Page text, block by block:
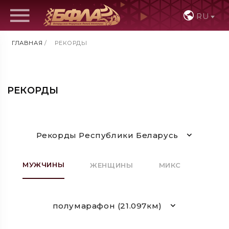
RU
ГЛАВНАЯ / РЕКОРДЫ
РЕКОРДЫ
Рекорды Республики Беларусь
МУЖЧИНЫ ЖЕНЩИНЫ МИКС
полумарафон (21.097км)